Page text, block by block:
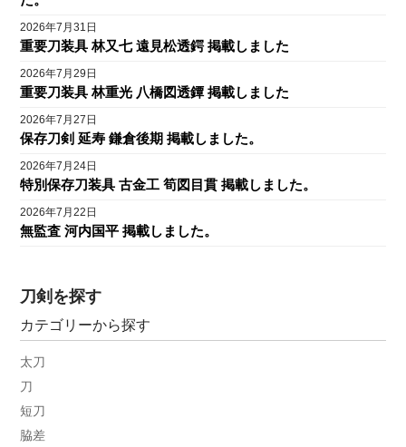
2026年7月31日
重要刀装具 林又七 遠見松透鍔 掲載しました
2026年7月29日
重要刀装具 林重光 八橋図透鐔 掲載しました
2026年7月27日
保存刀剣 延寿 鎌倉後期 掲載しました。
2026年7月24日
特別保存刀装具 古金工 筍図目貫 掲載しました。
2026年7月22日
無監査 河内国平 掲載しました。
刀剣を探す
カテゴリーから探す
太刀
刀
短刀
脇差